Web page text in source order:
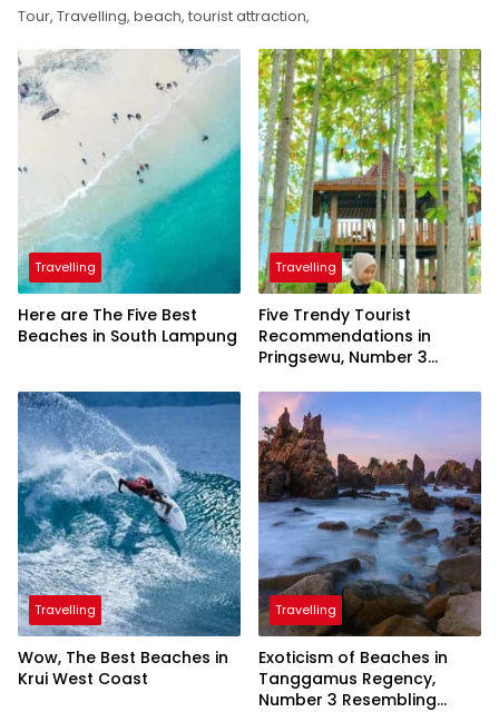
Tour, Travelling, beach, tourist attraction,
Travelling
Here are The Five Best
Beaches in South Lampung
Travelling
Five Trendy Tourist
Recommendations in
Pringsewu, Number 3
President
Travelling
Wow, The Best Beaches in
Krui West Coast
Travelling
Exoticism of Beaches in
Tanggamus Regency,
Number 3 Resembling